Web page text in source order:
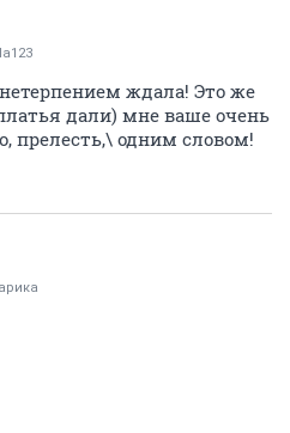
ждала! Это же
дали) мне ваше очень
прелесть,\ одним словом!